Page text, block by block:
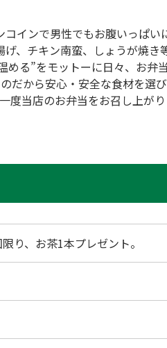
インで男性でもお腹いっぱい
、チキン南蛮、しょうが焼き
める”をモットーに日々、お弁
だから安心・安全な食材を選
度当店のお弁当をお召し上がり
り、お茶1本プレゼント。